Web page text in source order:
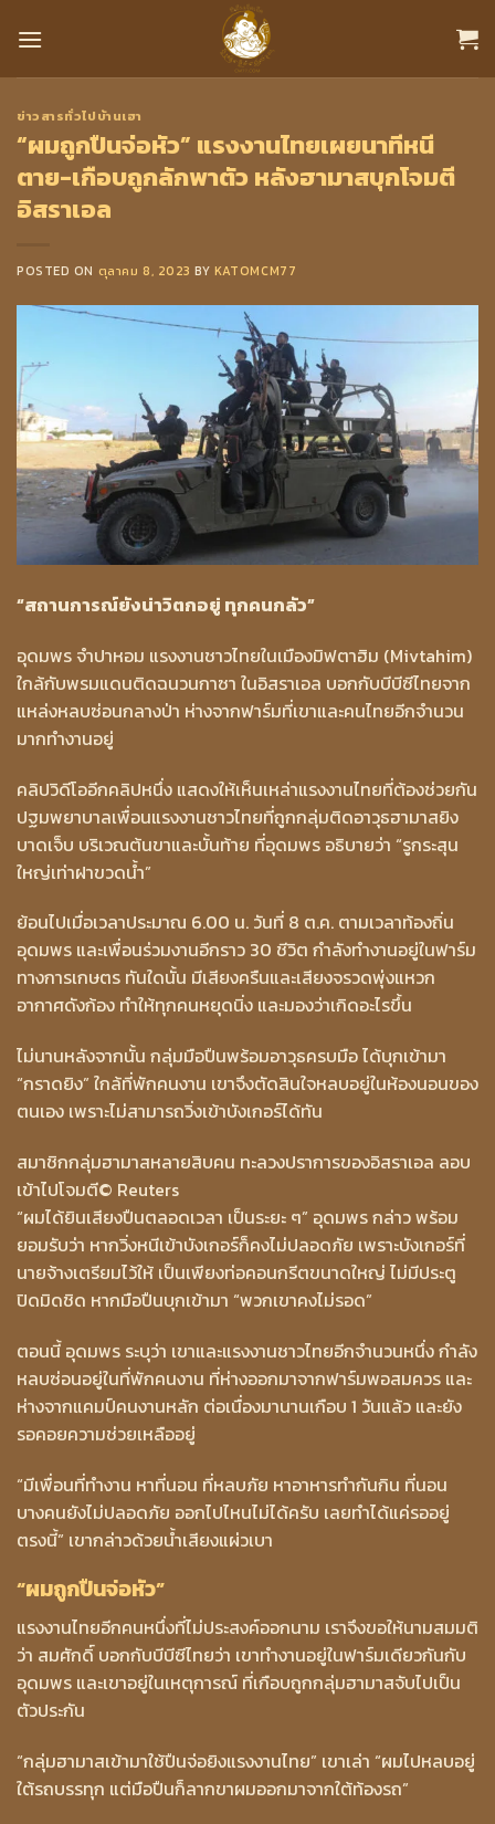
ข่าวสารทั่วไปบ้านเฮา
“ผมถูกปืนจ่อหัว” แรงงานไทยเผยนาทีหนี
ตาย-เกือบถูกลักพาตัว หลังฮามาสบุกโจมตี
อิสราเอล
POSTED ON ตุลาคม 8, 2023 BY KATOMCM77
“สถานการณ์ยังน่าวิตกอยู่ ทุกคนกลัว”
อุดมพร จำปาหอม แรงงานชาวไทยในเมืองมิฟตาฮิม (Mivtahim)
ใกล้กับพรมแดนติดฉนวนกาซา ในอิสราเอล บอกกับบีบีซีไทยจาก
แหล่งหลบซ่อนกลางป่า ห่างจากฟาร์มที่เขาและคนไทยอีกจำนวน
มากทำงานอยู่
คลิปวิดีโออีกคลิปหนึ่ง แสดงให้เห็นเหล่าแรงงานไทยที่ต้องช่วยกัน
ปฐมพยาบาลเพื่อนแรงงานชาวไทยที่ถูกกลุ่มติดอาวุธฮามาสยิง
บาดเจ็บ บริเวณต้นขาและบั้นท้าย ที่อุดมพร อธิบายว่า “รูกระสุน
ใหญ่เท่าฝาขวดน้ำ”
ย้อนไปเมื่อเวลาประมาณ 6.00 น. วันที่ 8 ต.ค. ตามเวลาท้องถิ่น
อุดมพร และเพื่อนร่วมงานอีกราว 30 ชีวิต กำลังทำงานอยู่ในฟาร์ม
ทางการเกษตร ทันใดนั้น มีเสียงครืนและเสียงจรวดพุ่งแหวก
อากาศดังก้อง ทำให้ทุกคนหยุดนิ่ง และมองว่าเกิดอะไรขึ้น
ไม่นานหลังจากนั้น กลุ่มมือปืนพร้อมอาวุธครบมือ ได้บุกเข้ามา
“กราดยิง” ใกล้ที่พักคนงาน เขาจึงตัดสินใจหลบอยู่ในห้องนอนของ
ตนเอง เพราะไม่สามารถวิ่งเข้าบังเกอร์ได้ทัน
สมาชิกกลุ่มฮามาสหลายสิบคน ทะลวงปราการของอิสราเอล ลอบ
เข้าไปโจมตี© Reuters
“ผมได้ยินเสียงปืนตลอดเวลา เป็นระยะ ๆ” อุดมพร กล่าว พร้อม
ยอมรับว่า หากวิ่งหนีเข้าบังเกอร์ก็คงไม่ปลอดภัย เพราะบังเกอร์ที่
นายจ้างเตรียมไว้ให้ เป็นเพียงท่อคอนกรีตขนาดใหญ่ ไม่มีประตู
ปิดมิดชิด หากมือปืนบุกเข้ามา “พวกเขาคงไม่รอด”
ตอนนี้ อุดมพร ระบุว่า เขาและแรงงานชาวไทยอีกจำนวนหนึ่ง กำลัง
หลบซ่อนอยู่ในที่พักคนงาน ที่ห่างออกมาจากฟาร์มพอสมควร และ
ห่างจากแคมป์คนงานหลัก ต่อเนื่องมานานเกือบ 1 วันแล้ว และยัง
รอคอยความช่วยเหลืออยู่
“มีเพื่อนที่ทำงาน หาที่นอน ที่หลบภัย หาอาหารทำกันกิน ที่นอน
บางคนยังไม่ปลอดภัย ออกไปไหนไม่ได้ครับ เลยทำได้แค่รออยู่
ตรงนี้” เขากล่าวด้วยน้ำเสียงแผ่วเบา
“ผมถูกปืนจ่อหัว”
แรงงานไทยอีกคนหนึ่งที่ไม่ประสงค์ออกนาม เราจึงขอให้นามสมมติ
ว่า สมศักดิ์ บอกกับบีบีซีไทยว่า เขาทำงานอยู่ในฟาร์มเดียวกันกับ
อุดมพร และเขาอยู่ในเหตุการณ์ ที่เกือบถูกกลุ่มฮามาสจับไปเป็น
ตัวประกัน
“กลุ่มฮามาสเข้ามาใช้ปืนจ่อยิงแรงงานไทย” เขาเล่า “ผมไปหลบอยู่
ใต้รถบรรทุก แต่มือปืนก็ลากขาผมออกมาจากใต้ท้องรถ”